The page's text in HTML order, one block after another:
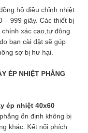
hồ điều chỉnh nhiệt
– 999 giây. Các thiết bị
xác cao,tự động
bạn cài đặt sẽ gúp
sợ bị hư hại.
ÉP NHIỆT PHẲNG
ép nhiệt 40x60
ổn định không bị
khác. Kết nối phích